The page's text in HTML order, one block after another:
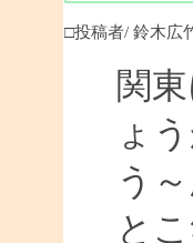
□投稿者/ 鈴木広
関
ょ
う
と